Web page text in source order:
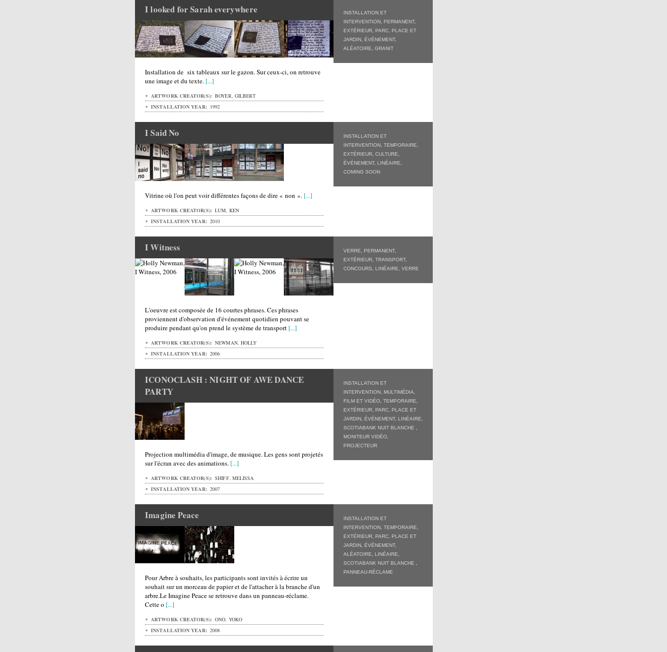
INSTALLATION ET
INTERVENTION
PERMANENT,
EXTÉRIEUR
PARC, PLACE ET
JARDIN
ÉVÉNEMENT,
ALÉATOIRE
GRANIT
I looked for Sarah everywhere
Installation de six tableaux sur le gazon. Sur ceux-ci, on retrouve
une image et du texte. [...]
ARTWORK CREATOR(S): BOYER, GILBERT
INSTALLATION YEAR: 1992
INSTALLATION ET
INTERVENTION TEMPORAIRE
EXTÉRIEUR CULTURE
ÉVÉNEMENT, LINÉAIRE
COMING SOON
I Said No
Vitrine où l'on peut voir différentes façons de dire « non ». [...]
ARTWORK CREATOR(S): LUM, KEN
INSTALLATION YEAR: 2010
VERRE PERMANENT,
EXTÉRIEUR TRANSPORT,
CONCOURS
LINÉAIRE VERRE
I Witness
L'oeuvre est composée de 16 courtes phrases. Ces phrases
proviennent d'observation d'événement quotidien pouvant se
produire pendant qu'on prend le système de transport [...]
ARTWORK CREATOR(S): NEWMAN, HOLLY
INSTALLATION YEAR: 2006
INSTALLATION ET
INTERVENTION
MULTIMÉDIA,
FILM ET VIDÉO TEMPORAIRE
EXTÉRIEUR
PARC, PLACE ET
JARDIN
ÉVÉNEMENT, LINÉAIRE
SCOTIABANK NUIT BLANCHE
MONITEUR VIDÉO
PROJECTEUR
ICONOCLASH : NIGHT OF AWE DANCE
PARTY
Projection multimédia d'image, de musique. Les gens sont projetés
sur l'écran avec des animations. [...]
ARTWORK CREATOR(S): SHIFF, MELISSA
INSTALLATION YEAR: 2007
INSTALLATION ET
INTERVENTION TEMPORAIRE
EXTÉRIEUR
PARC, PLACE ET
JARDIN
ÉVÉNEMENT,
ALÉATOIRE
LINÉAIRE
SCOTIABANK NUIT BLANCHE
PANNEAU-RÉCLAME
Imagine Peace
Pour Arbre à souhaits, les participants sont invités à écrire un
souhait sur un morceau de papier et de l'attacher à la branche d'un
arbre.Le Imagine Peace se retrouve dans un panneau-réclame.
Cette o [...]
ARTWORK CREATOR(S): ONO, YOKO
INSTALLATION YEAR: 2008